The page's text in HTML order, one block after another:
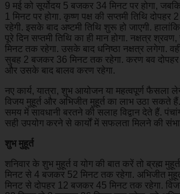
9 मई को सूर्योदय 5 बजकर 34 मिनट पर होगा,
1 मिनट पर होगा. कृष्ण पक्ष की सप्तमी तिथि
रहेगी. इसके बाद अष्टमी तिथि शुरू हो जाएगी.
पूरे दिन सप्तमी तिथि का ही मान होगा. नक्षत्र
मिनट तक रहेगा. उसके बाद धनिष्ठा नक्षत्र लगेगा.
सुबह 2 बजकर 36 मिनट तक रहेगा. करण बव
और उसके बाद बालव करण रहेगा.
नए कार्य, यात्रा, शुभ आयोजन या महत्वपूर्ण फैसला
विजय मुहूर्त और अभिजीत मुहूर्त का लाभ उठा सकते
समय में सावधानी बरतने की सलाह विद्वान देते हैं.
सही उपयोग करने से कार्यों में सफलता मिलने की
शुभ मुहूर्त
शनिवार के शुभ मुहूर्त व योग की बात करें तो ब्रह्म
मिनट से 4 बजकर 52 मिनट तक रहेगा. अभिजीत
मिनट से दोपहर 12 बजकर 45 मिनट तक रहेगा.